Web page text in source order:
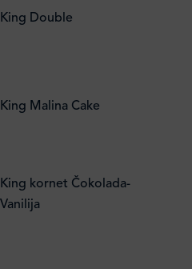
King Double
King Malina Cake
King kornet Čokolada-
Vanilija